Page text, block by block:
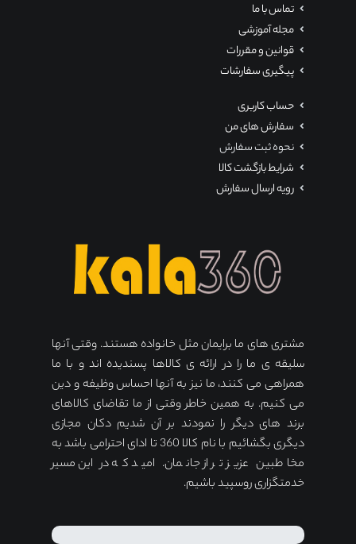
تماس با ما
مجله آموزشی
قوانین و مقررات
پیگیری سفارشات
حساب کاربری
سفارش های من
نحوه ثبت سفارش
شرایط بازگشت کالا
رویه ارسال سفارش
مشتری های ما برایمان مثل خانواده هستند. وقتی آنها
سلیقه ی ما را در ارائه ی کالاها پسندیده اند و با ما
همراهی می کنند، ما نیز به آنها احساس وظیفه و دین
می کنیم. به همین خاطر وقتی از ما تقاضای کالاهای
برند های دیگر را نمودند بر آن شدیم دکان مجازی
دیگری بگشائیم با نام کالا 360 تا ادای احترامی باشد به
مخاطبین عزیز تر از جانمان. امید که در این مسیر
خدمتگزاری روسپید باشیم.